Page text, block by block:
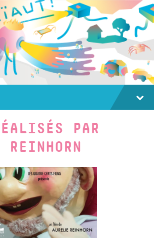
PAR